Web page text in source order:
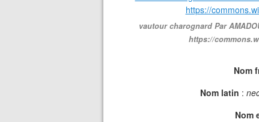
vautour charognard Par
https://
Nom
Nom latin :
Nom